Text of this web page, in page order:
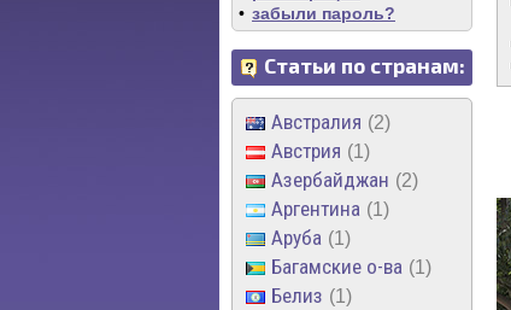
• забыли пароль?
Статьи по странам:
Австралия 2
Австрия 1
Азербайджан 2
Аргентина 1
Аруба 1
Багамские о-ва 1
Белиз 1